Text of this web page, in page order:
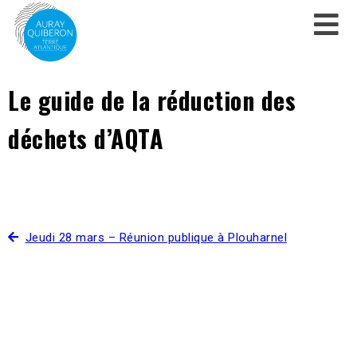
Le guide de la réduction des
déchets d’AQTA
Jeudi 28 mars – Réunion publique à Plouharnel